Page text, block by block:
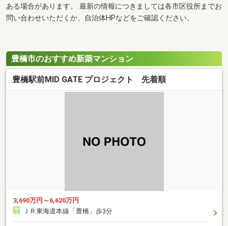
ある場合があります。 最新の情報につきましては各市区役所までお
問い合わせいただくか、自治体HPなどをご確認ください。
豊橋市のおすすめ新築マンション
豊橋駅前MID GATE プロジェクト 先着順
3,690万円～6,620万円
ＪＲ東海道本線「豊橋」歩3分